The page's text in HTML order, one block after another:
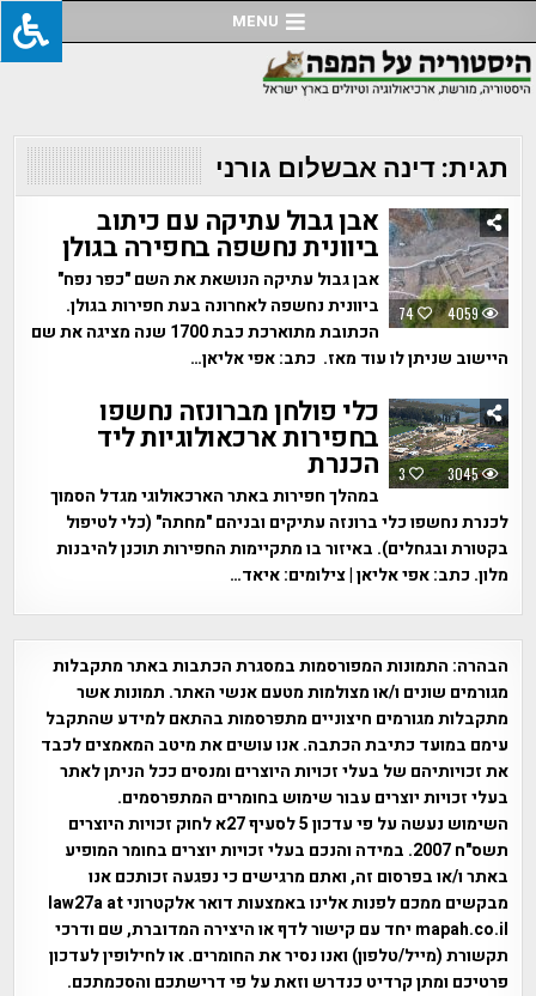
to
content
MENU
תגית:דינה אבשלום גורני
74 4059
אבן גבול עתיקה עם כיתוב
ביוונית נחשפה בחפירה בגולן
אבן גבול עתיקה הנושאת את השם "כפר נפח"
ביוונית נחשפה לאחרונה בעת חפירות בגולן.
הכתובת מתוארכת כבת 1700 שנה מציגה את שם
היישוב שניתן לו עוד מאז. כתב: אפי אליאן…
3 3045
כלי פולחן מברונזה נחשפו
בחפירות ארכאולוגיות ליד
הכנרת
במהלך חפירות באתר הארכאולוגי מגדל הסמוך
לכנרת נחשפו כלי ברונזה עתיקים ובניהם "מחתה" (כלי לטיפול
בקטורת ובגחלים). באיזור בו מתקיימות החפירות תוכנן להיבנות
מלון. כתב: אפי אליאן | צילומים: איאד…
הבהרה: התמונות המפורסמות במסגרת הכתבות באתר מתקבלות
מגורמים שונים ו/או מצולמות מטעם אנשי האתר. תמונות אשר
מתקבלות מגורמים חיצוניים מתפרסמות בהתאם למידע שהתקבל
עימם במועד כתיבת הכתבה. אנו עושים את מיטב המאמצים לכבד
את זכויותיהם של בעלי זכויות היוצרים ומנסים ככל הניתן לאתר
בעלי זכויות יוצרים עבור שימוש בחומרים המתפרסמים.
השימוש נעשה על פי עדכון 5 לסעיף 27א לחוק זכויות היוצרים
תשס"ח 2007. במידה והנכם בעלי זכויות יוצרים בחומר המופיע
באתר ו/או בפרסום זה, ואתם מרגישים כי נפגעה זכותכם אנו
מבקשים ממכם לפנות אלינו באמצעות דואר אלקטרוני law27a at
mapah.co.il יחד עם קישור לדף או היצירה המדוברת, שם ודרכי
תקשורת (מייל/טלפון) ואנו נסיר את החומרים. או לחילופין לעדכון
פרטיכם ומתן קרדיט כנדרש וזאת על פי דרישתכם והסכמתכם.